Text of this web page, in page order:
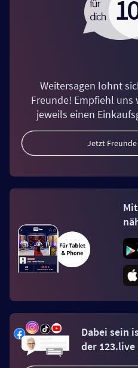
Weitersagen lohnt
Freunde! Empfiehl
jeweils einen
Jetzt
Dabei sein
der